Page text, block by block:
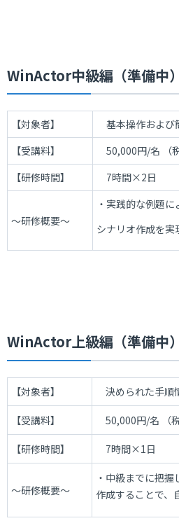
WinActor中級編（準備中）
【対象者】
基本操作および
【受講料】
50,000円/名 （
【研修時間】
7時間×2日
～研修概要～
・実践的な例題
シナリオ作成を実
WinActor上級編（準備中）
【対象者】 決められた手順
【受講料】 50,000円/名 （
【研修時間】 7時間×1日
～研修概要～
・中級までに把握
作成することで、